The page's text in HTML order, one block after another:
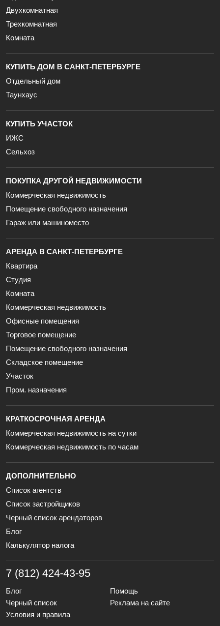
Двухкомнатная
Трехкомнатная
Комната
КУПИТЬ ДОМ В САНКТ-ПЕТЕРБУРГЕ
Отдельный дом
Таунхаус
КУПИТЬ УЧАСТОК
ИЖС
Сельхоз
ПОКУПКА ДРУГОЙ НЕДВИЖИМОСТИ
Коммерческая недвижимость
Помещение свободного назначения
Гараж или машиноместо
АРЕНДА В САНКТ-ПЕТЕРБУРГЕ
Квартира
Студия
Комната
Коммерческая недвижимость
Офисные помещения
Торговое помещение
Помещение свободного назначения
Складское помещение
Участок
Пром. назначения
КРАТКОСРОЧНАЯ АРЕНДА
Коммерческая недвижимость на сутки
Коммерческая недвижимость по часам
ДОПОЛНИТЕЛЬНО
Список агентств
Список застройщиков
Черный список арендаторов
Блог
Калькулятор налога
7 (812) 424-43-95
Блог
Помощь
Черный список
Реклама на сайте
Условия и правила